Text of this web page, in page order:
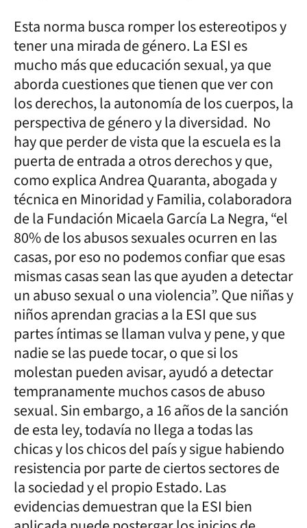
Esta norma busca romper los estereotipos y
tener una mirada de género. La ESI es
mucho más que educación sexual, ya que
aborda cuestiones que tienen que ver con
los derechos, la autonomía de los cuerpos, la
perspectiva de género y la diversidad. No
hay que perder de vista que la escuela es la
puerta de entrada a otros derechos y que,
como explica Andrea Quaranta, abogada y
técnica en Minoridad y Familia, colaboradora
de la Fundación Micaela García La Negra, “el
80% de los abusos sexuales ocurren en las
casas, por eso no podemos confiar que esas
mismas casas sean las que ayuden a detectar
un abuso sexual o una violencia”. Que niñas y
niños aprendan gracias a la ESI que sus
partes íntimas se llaman vulva y pene, y que
nadie se las puede tocar, o que si los
molestan pueden avisar, ayudó a detectar
tempranamente muchos casos de abuso
sexual. Sin embargo, a 16 años de la sanción
de esta ley, todavía no llega a todas las
chicas y los chicos del país y sigue habiendo
resistencia por parte de ciertos sectores de
la sociedad y el propio Estado. Las
evidencias demuestran que la ESI bien